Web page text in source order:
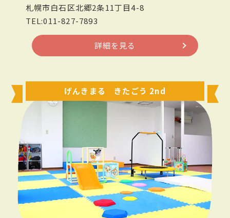
札幌市白石区北郷2条11丁目4-8
TEL:011-827-7893
詳細を見る
げんきまる きたごう 2nd